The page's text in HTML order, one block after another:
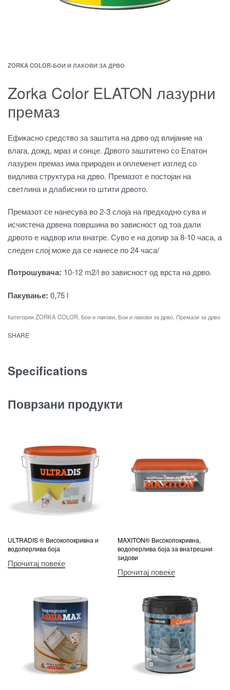
ZORKA COLOR›БОИ И ЛАКОВИ ЗА ДРВО
Zorka Color ELATON лазурни
премаз
Ефикасно средство за заштита на дрво од влијание на
влага, дожд, мраз и сонце. Дрвото заштитено со Елатон
лазурен премаз има природен и оплеменет изглед со
видлива структура на дрво. Премазот е постојан на
светлина и длабиснки го штити дрвото.
Премазот се нанесува во 2-3 слоја на предходно сува и
исчистена дрвена површина во зависност од тоа дали
дрвото е надвор или внатре. Суво е на допир за 8-10 часа, а
следен слој може да се нанесе по 24 часа/
Потрошувача: 10-12 m2/l во зависност од врста на дрво.
Пакување: 0,75 l
КатегорииZORKA COLOR Бои и лакови Бои и лакови за дрво Премази за дрво
SHARE
Specifications
Поврзани продукти
ULTRADIS ® Високопокривна и
водоперлива боја
Прочитај повеќе
MAXITON® Високопокривна,
водоперлива боја за внатрешни
ѕидови
Прочитај повеќе